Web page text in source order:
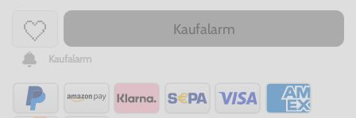
Kaufalarm
Kaufalarm